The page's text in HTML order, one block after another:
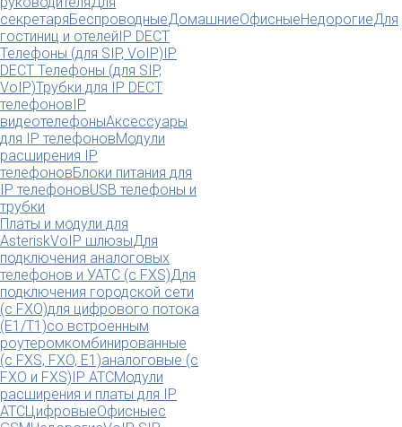
секретаряБеспроводныеДомашниеОфисныеНедорогиеДля
гостиниц и отелейIP DECT
Телефоны (для SIP, VoIP)IP
DECT Телефоны (для SIP,
VoIP)Трубки для IP DECT
телефоновIP
видеотелефоныАксессуары
для IP телефоновМодули
расширения IP
телефоновБлоки питания для
IP телефоновUSB телефоны и
трубки
Платы и модули для
AsteriskVoIP шлюзыДля
подключения аналоговых
телефонов и УАТС (с FXS)Для
подключения городской сети
(с FXO)для цифрового потока
(E1/T1)со встроенным
роутеромкомбинированные
(c FXS, FXO, E1)аналоговые (с
FXO и FXS)IP АТСМодули
расширения и платы для IP
АТСЦифровыеОфисныес